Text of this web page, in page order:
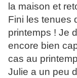
la maison et
Fini les tenues
printemps ! Je
encore bien
cas au
Julie a un peu